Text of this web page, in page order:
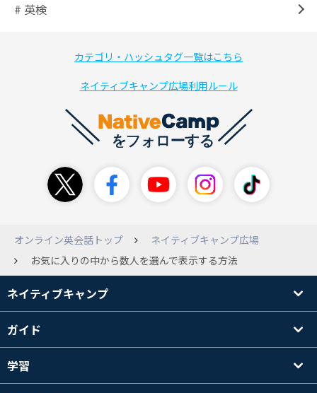
# 英検
カテゴリ・ハッシュタグ一覧はこちら
ネイティブキャンプ広場利用ルール
オンライン英会話トップ
ネイティブキャンプ広場
お気に入りの中から数人を選んで表示する方法
ネイティブキャンプ
ガイド
学習